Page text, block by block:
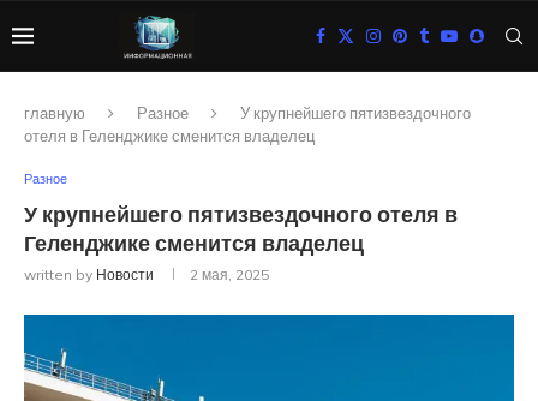
главную Разное
У крупнейшего пятизвездочного
отеля в Геленджике сменится владелец
Разное
У крупнейшего пятизвездочного отеля в
Геленджике сменится владелец
written by Новости 2 мая, 2025